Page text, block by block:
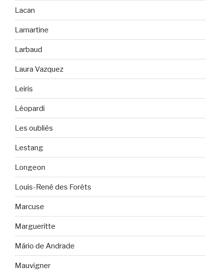
Lacan
Lamartine
Larbaud
Laura Vazquez
Leiris
Léopardi
Les oubliés
Lestang
Longeon
Louis-René des Forêts
Marcuse
Margueritte
Mário de Andrade
Mauvigner